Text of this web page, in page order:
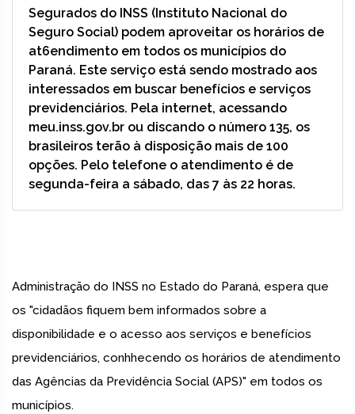
Segurados do INSS (Instituto Nacional do
Seguro Social) podem aproveitar os horários de
at6endimento em todos os municípios do
Paraná. Este serviço está sendo mostrado aos
interessados em buscar benefícios e serviços
previdenciários. Pela internet, acessando
meu.inss.gov.br ou discando o número 135, os
brasileiros terão à disposição mais de 100
opções. Pelo telefone o atendimento é de
segunda-feira a sábado, das 7 às 22 horas.
Administração do INSS no Estado do Paraná, espera que
os "cidadãos fiquem bem informados sobre a
disponibilidade e o acesso aos serviços e benefícios
previdenciários, conhhecendo os horários de atendimento
das Agências da Previdência Social (APS)" em todos os
municípios.